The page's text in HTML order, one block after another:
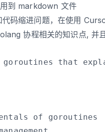
到 markdown 文件
代码缩进问题，在使用
协程相关的知识点, 并